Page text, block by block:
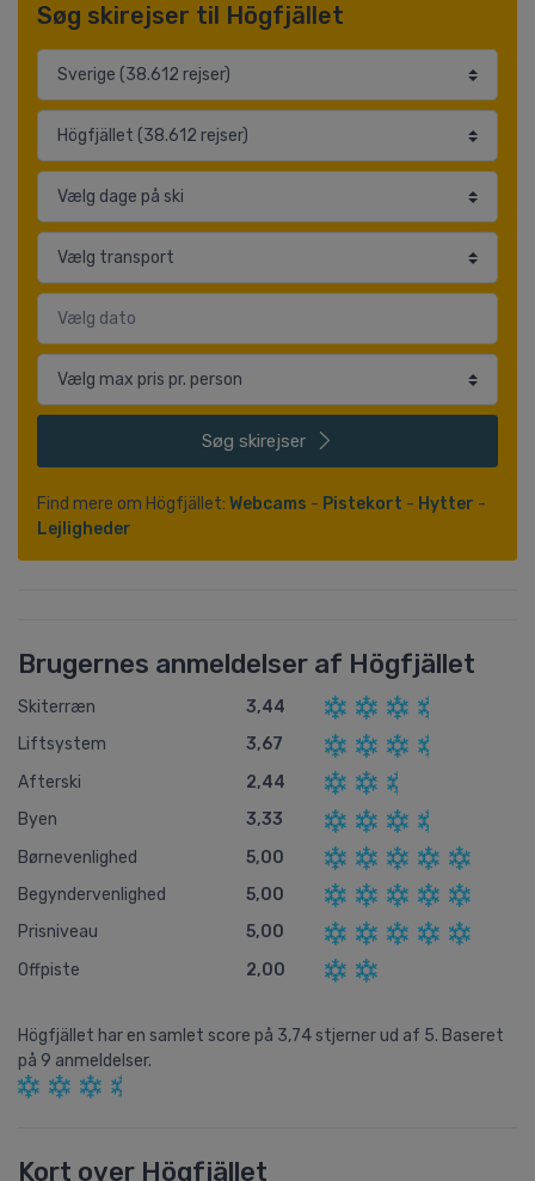
Søg skirejser til Högfjället
Søg skirejser
Find mere om Högfjället: Webcams - Pistekort - Hytter -
Lejligheder
Brugernes anmeldelser af Högfjället
Skiterræn
3,44
Liftsystem
3,67
Afterski
2,44
Byen
3,33
Børnevenlighed
5,00
Begyndervenlighed
5,00
Prisniveau
5,00
Offpiste
2,00
Högfjället har en samlet score på 3,74stjerner ud af 5. Baseret
på 9 anmeldelser.
Kort over Högfjället